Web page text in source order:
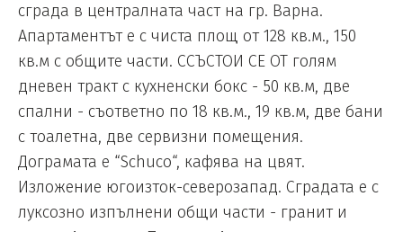
сграда в централната част на гр. Варна.
Апартаментът е с чиста площ от 128 кв.м., 150
кв.м с общите части. ССЪСТОИ СЕ ОТ голям
дневен тракт с кухненски бокс - 50 кв.м, две
спални - съответно по 18 кв.м., 19 кв.м, две бани
с тоалетна, две сервизни помещения.
Дограмата е “Schuco“, кафява на цвят.
Изложение югоизток-северозапад. Сградата е с
луксозно изпълнени общи части - гранит и